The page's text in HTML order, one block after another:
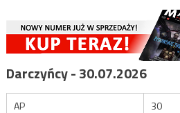
Darczyńcy - 30.07.2026
AP
30